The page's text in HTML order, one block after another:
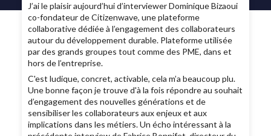
J’ai le plaisir aujourd’hui d’interviewer Dominique Bizaoui
co-fondateur de Citizenwave, une plateforme
collaborative dédiée à l’engagement des collaborateurs
autour du développement durable. Plateforme utilisée
par des grands groupes tout comme des PME, dans et
hors de l’entreprise.
C'est ludique, concret, activable, cela m’a beaucoup plu.
Une bonne façon je trouve d'à la fois répondre au souhait
d’engagement des nouvelles générations et de
sensibiliser les collaborateurs aux enjeux et aux
implications dans les métiers. Un écho intéressant à la